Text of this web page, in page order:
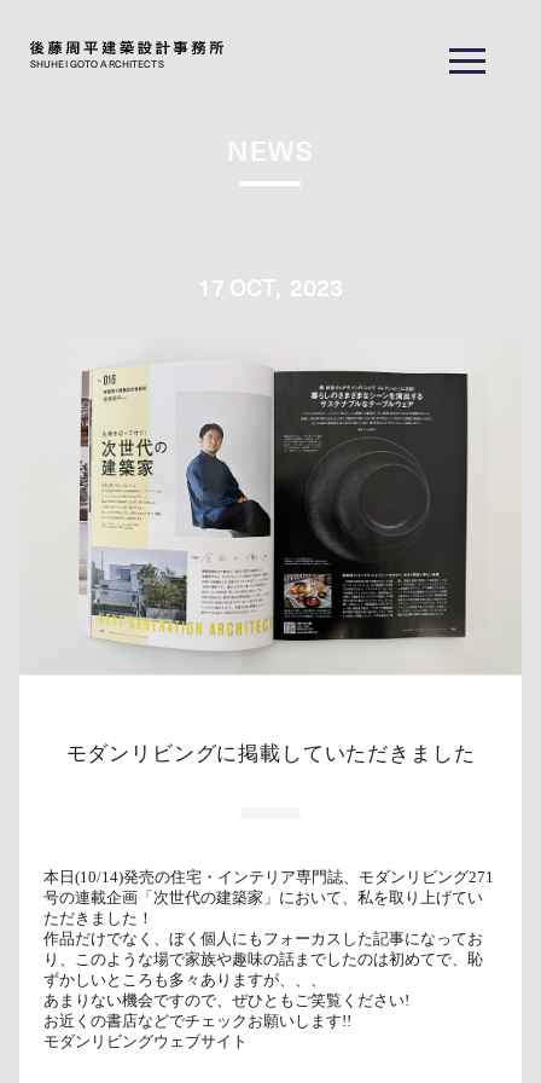
SHUHEI GOTO ARCHITECTS
NEWS
17 OCT, 2023
モダンリビングに掲載していただきました
本日(10/14)発売の住宅・インテリア専門誌、モダンリビング271
号の連載企画「次世代の建築家」において、私を取り上げてい
ただきました！
作品だけでなく、ぼく個人にもフォーカスした記事になってお
り、このような場で家族や趣味の話までしたのは初めてで、恥
ずかしいところも多々ありますが、、、
あまりない機会ですので、ぜひともご笑覧ください!
お近くの書店などでチェックお願いします!!
モダンリビングウェブサイト